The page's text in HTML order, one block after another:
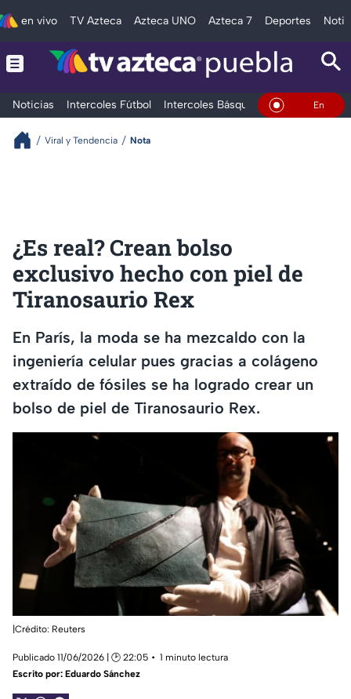
en vivo TV Azteca Azteca UNO Azteca 7 Deportes
Noticias Intercoles Fútbol Intercoles Básquetbol Deportes
En Vivo
Viral y Tendencia Nota
¿Es real? Crean bolso
exclusivo hecho con piel de
Tiranosaurio Rex
En París, la moda se ha mezcaldo con la
ingeniería celular pues gracias a colágeno
extraído de fósiles se ha logrado crear un
bolso de piel de Tiranosaurio Rex.
|Crédito: Reuters
Publicado 11/06/2026 | 🕑 22:05
1 minuto lectura
Escrito por: Eduardo Sánchez